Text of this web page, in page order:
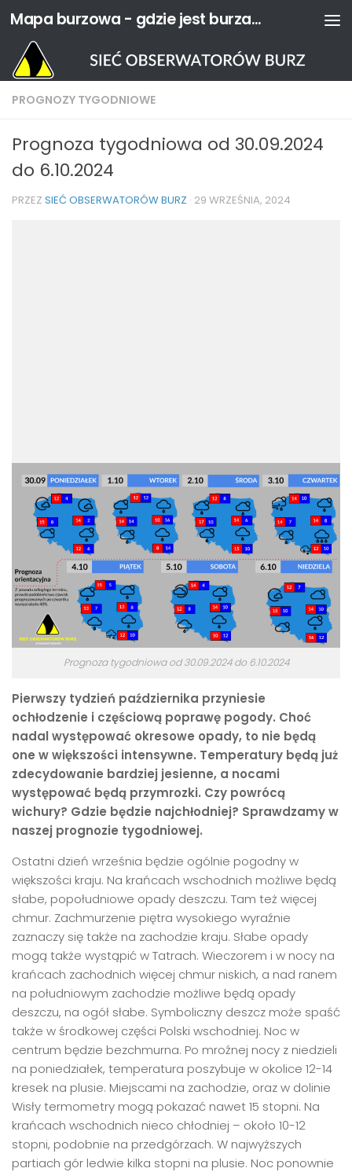
Przejdź do treści Mapa burzowa - gdzie jest burza? | Sieć Obserwatorów Burz
PROGNOZY TYGODNIOWE
Prognoza tygodniowa od 30.09.2024
do 6.10.2024
PRZEZ SIEĆ OBSERWATORÓW BURZ · 29 WRZEŚNIA, 2024
Prognoza tygodniowa od 30.09.2024 do 6.10.2024
Pierwszy tydzień października przyniesie
ochłodzenie i częściową poprawę pogody. Choć
nadal występować okresowe opady, to nie będą
one w większości intensywne. Temperatury będą już
zdecydowanie bardziej jesienne, a nocami
występować będą przymrozki. Czy powrócą
wichury? Gdzie będzie najchłodniej? Sprawdzamy w
naszej prognozie tygodniowej.
Ostatni dzień września będzie ogólnie pogodny w
większości kraju. Na krańcach wschodnich możliwe będą
słabe, popołudniowe opady deszczu. Tam też więcej
chmur. Zachmurzenie piętra wysokiego wyraźnie
zaznaczy się także na zachodzie kraju. Słabe opady
mogą także wystąpić w Tatrach. Wieczorem i w nocy na
krańcach zachodnich więcej chmur niskich, a nad ranem
na południowym zachodzie możliwe będą opady
deszczu, na ogół słabe. Symboliczny deszcz może spaść
także w środkowej części Polski wschodniej. Noc w
centrum będzie bezchmurna. Po mroźnej nocy z niedzieli
na poniedziałek, temperatura poszybuje w okolice 12-14
kresek na plusie. Miejscami na zachodzie, oraz w dolinie
Wisły termometry mogą pokazać nawet 15 stopni. Na
krańcach wschodnich nieco chłodniej – około 10-12
stopni, podobnie na przedgórzach. W najwyższych
partiach gór ledwie kilka stopni na plusie. Noc ponownie